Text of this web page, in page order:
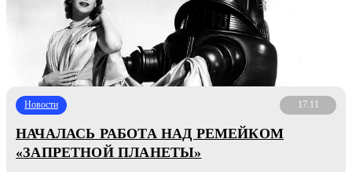
Новости 17.11
НАЧАЛАСЬ РАБОТА НАД РЕМЕЙКОМ
«ЗАПРЕТНОЙ ПЛАНЕТЫ»